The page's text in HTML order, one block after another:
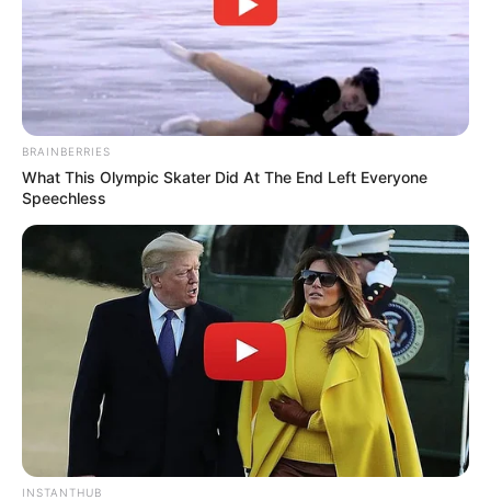
Serem! 9 Chat Ojek Online &
Pelanggan Ini Bikin Auto
Merinding
Bikin Ngakak, 10 Potret
Cosplay Murah Pakai Bahan
Seadanya
BRAINBERRIES
What This Olympic Skater Did At The End Left Everyone
Speechless
INSTANTHUB